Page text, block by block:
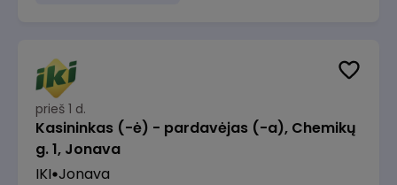
prieš 1 d.
Kasininkas (-ė) - pardavėjas (-a), Chemikų
g. 1, Jonava
IKI Jonava